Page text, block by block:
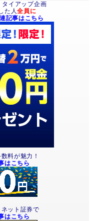
タイアップ企画
た人全員に
記事はこちら
料が魅力！
はこちら
ット証券で
はこちら